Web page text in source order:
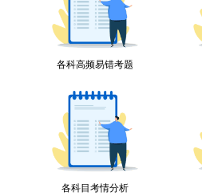
各科高频易错考题
各科目考情分析